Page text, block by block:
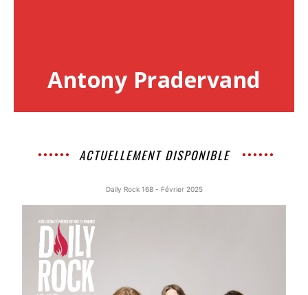
Antony Pradervand
ACTUELLEMENT DISPONIBLE
Daily Rock 168 - Février 2025